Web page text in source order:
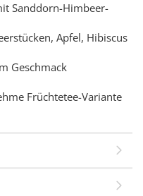
Sanddorn-Himbeer-
Apfel, Hibiscus
Geschmack
Früchtetee-Variante